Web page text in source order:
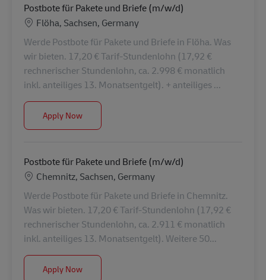
Postbote für Pakete und Briefe (m/w/d)
Location
Flöha, Sachsen, Germany
Werde Postbote für Pakete und Briefe in Flöha. Was
wir bieten. 17,20 € Tarif-Stundenlohn (17,92 €
rechnerischer Stundenlohn, ca. 2.998 € monatlich
inkl. anteiliges 13. Monatsentgelt). + anteiliges ...
Apply NowPostbote für Pakete und Briefe (m/w/d)
Postbote für Pakete und Briefe (m/w/d)
Location
Chemnitz, Sachsen, Germany
Werde Postbote für Pakete und Briefe in Chemnitz.
Was wir bieten. 17,20 € Tarif-Stundenlohn (17,92 €
rechnerischer Stundenlohn, ca. 2.911 € monatlich
inkl. anteiliges 13. Monatsentgelt). Weitere 50...
Apply NowPostbote für Pakete und Briefe (m/w/d)